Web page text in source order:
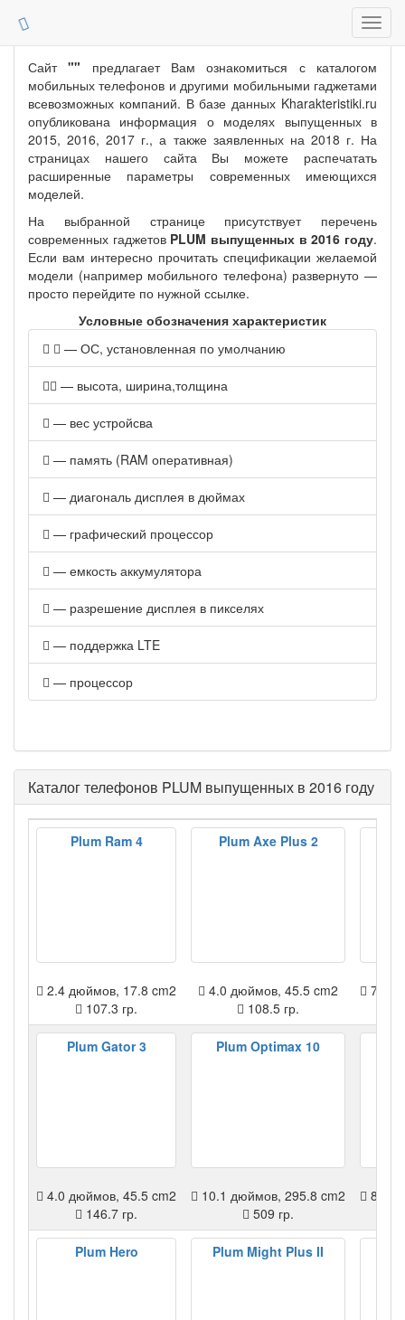
Сайт"" предлагает Вам ознакомиться с каталогом
мобильных телефонов и другими мобильными гаджетами
всевозможных компаний. В базе данных Kharakteristiki.ru
опубликована информация о моделях выпущенных в
2015, 2016, 2017 г., а также заявленных на 2018 г. На
страницах нашего сайта Вы можете распечатать
расширенные параметры современных имеющихся
моделей.
На выбранной странице присутствует перечень
современных гаджетовPLUM выпущенных в 2016 году.
Если вам интересно прочитать спецификации желаемой
модели (например мобильного телефона) развернуто —
просто перейдите по нужной ссылке.
Условные обозначения характеристик
— ОС, установленная по умолчанию
— высота, ширина,толщина
— вес устройсва
— память (RAM оперативная)
— диагональ дисплея в дюймах
— графический процессор
— емкость аккумулятора
— разрешение дисплея в пикселях
— поддержка LTE
— процессор
Каталог телефонов PLUM выпущенных в 2016 году
Plum Ram 4
2.4 дюймов, 17.8 cm2
107.3 гр.
Plum Axe Plus 2
4.0 дюймов, 45.5 cm2
108.5 гр.
7.0
Plum Gator 3
4.0 дюймов, 45.5 cm2
146.7 гр.
Plum Optimax 10
10.1 дюймов, 295.8 cm2
509 гр.
8.0
Plum Hero Plum Might Plus II